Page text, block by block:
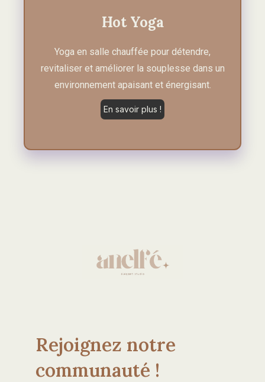
Hot Yoga
Yoga en salle chauffée pour détendre,
revitaliser et améliorer la souplesse dans un
environnement apaisant et énergisant.
En savoir plus !
Rejoignez notre
communauté !